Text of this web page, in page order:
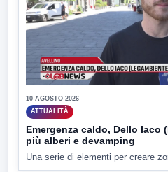
10 AGOSTO 2026
ATTUALITÀ
Emergenza caldo, Dello Iaco
più alberi e devamping
Una serie di elementi per creare